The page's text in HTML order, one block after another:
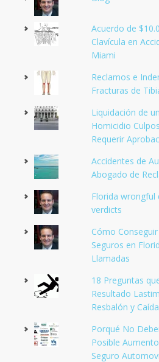
Acuerdo de
Clavícula en
Miami
Reclamos e
Fracturas de
Liquidación de
Homicidio
Requerir
Accidentes de
Abogado de
Florida
verdicts
Cómo
Seguros en
Llamadas
18 Preguntas
Resultado
Resbalón y
Porqué No
Posible
Seguro